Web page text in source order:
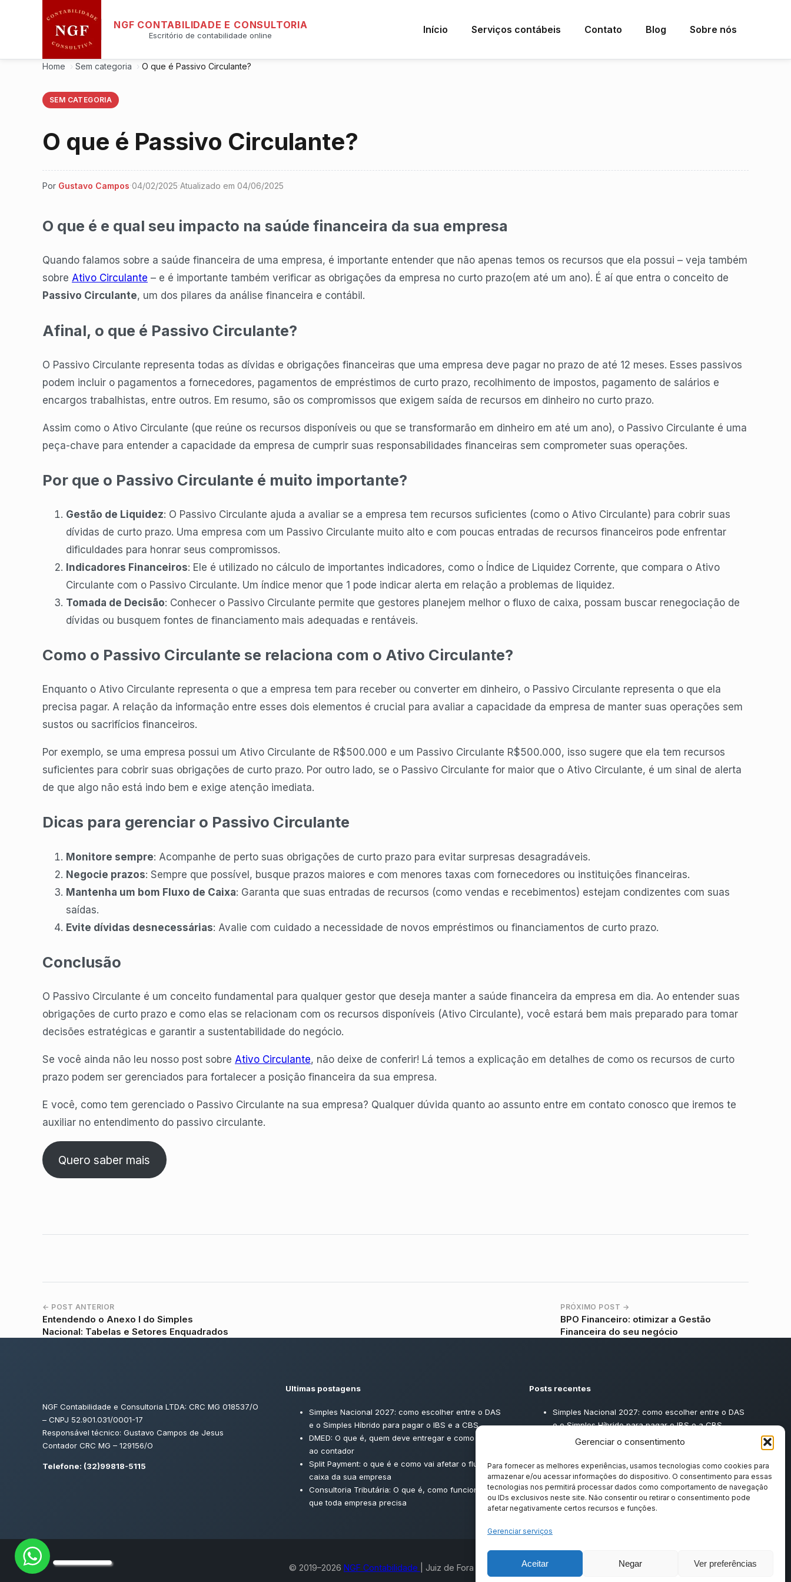
Gerenciar o consentimento
Para fornecer as melhores experiências, usamos tecnologias como cookies para
armazenar e/ou acessar informações do dispositivo. O consentimento para essas
tecnologias nos permitirá processar dados como comportamento de navegação
ou IDs exclusivos neste site. Não consentir ou retirar o consentimento pode
afetar negativamente certos recursos e funções.
Gerenciar serviços
Aceitar Negar Ver preferências
NGF CONTABILIDADE E CONSULTORIA
Escritório de contabilidade online
Início Serviços contábeis Contato Blog Sobre nós
Home › Sem categoria › O que é Passivo Circulante?
SEM CATEGORIA
O que é Passivo Circulante?
Por Gustavo Campos·04/02/2025·Atualizado em 04/06/2025
O que é e qual seu impacto na saúde financeira da sua empresa
Quando falamos sobre a saúde financeira de uma empresa, é importante entender que não apenas temos os recursos que ela possui – veja também
sobre Ativo Circulante – e é importante também verificar as obrigações da empresa no curto prazo(em até um ano). É aí que entra o conceito de
Passivo Circulante, um dos pilares da análise financeira e contábil.
Afinal, o que é Passivo Circulante?
O Passivo Circulante representa todas as dívidas e obrigações financeiras que uma empresa deve pagar no prazo de até 12 meses. Esses passivos
podem incluir o pagamentos a fornecedores, pagamentos de empréstimos de curto prazo, recolhimento de impostos, pagamento de salários e
encargos trabalhistas, entre outros. Em resumo, são os compromissos que exigem saída de recursos em dinheiro no curto prazo.
Assim como o Ativo Circulante (que reúne os recursos disponíveis ou que se transformarão em dinheiro em até um ano), o Passivo Circulante é uma
peça-chave para entender a capacidade da empresa de cumprir suas responsabilidades financeiras sem comprometer suas operações.
Por que o Passivo Circulante é muito importante?
Gestão de Liquidez: O Passivo Circulante ajuda a avaliar se a empresa tem recursos suficientes (como o Ativo Circulante) para cobrir suas
dívidas de curto prazo. Uma empresa com um Passivo Circulante muito alto e com poucas entradas de recursos financeiros pode enfrentar
dificuldades para honrar seus compromissos.
Indicadores Financeiros: Ele é utilizado no cálculo de importantes indicadores, como o Índice de Liquidez Corrente, que compara o Ativo
Circulante com o Passivo Circulante. Um índice menor que 1 pode indicar alerta em relação a problemas de liquidez.
Tomada de Decisão: Conhecer o Passivo Circulante permite que gestores planejem melhor o fluxo de caixa, possam buscar renegociação de
dívidas ou busquem fontes de financiamento mais adequadas e rentáveis.
Como o Passivo Circulante se relaciona com o Ativo Circulante?
Enquanto o Ativo Circulante representa o que a empresa tem para receber ou converter em dinheiro, o Passivo Circulante representa o que ela
precisa pagar. A relação da informação entre esses dois elementos é crucial para avaliar a capacidade da empresa de manter suas operações sem
sustos ou sacrifícios financeiros.
Por exemplo, se uma empresa possui um Ativo Circulante de R$500.000 e um Passivo Circulante R$500.000, isso sugere que ela tem recursos
suficientes para cobrir suas obrigações de curto prazo. Por outro lado, se o Passivo Circulante for maior que o Ativo Circulante, é um sinal de alerta
de que algo não está indo bem e exige atenção imediata.
Dicas para gerenciar o Passivo Circulante
Monitore sempre: Acompanhe de perto suas obrigações de curto prazo para evitar surpresas desagradáveis.
Negocie prazos: Sempre que possível, busque prazos maiores e com menores taxas com fornecedores ou instituições financeiras.
Mantenha um bom Fluxo de Caixa: Garanta que suas entradas de recursos (como vendas e recebimentos) estejam condizentes com suas
saídas.
Evite dívidas desnecessárias: Avalie com cuidado a necessidade de novos empréstimos ou financiamentos de curto prazo.
Conclusão
O Passivo Circulante é um conceito fundamental para qualquer gestor que deseja manter a saúde financeira da empresa em dia. Ao entender suas
obrigações de curto prazo e como elas se relacionam com os recursos disponíveis (Ativo Circulante), você estará bem mais preparado para tomar
decisões estratégicas e garantir a sustentabilidade do negócio.
Se você ainda não leu nosso post sobre Ativo Circulante, não deixe de conferir! Lá temos a explicação em detalhes de como os recursos de curto
prazo podem ser gerenciados para fortalecer a posição financeira da sua empresa.
E você, como tem gerenciado o Passivo Circulante na sua empresa? Qualquer dúvida quanto ao assunto entre em contato conosco que iremos te
auxiliar no entendimento do passivo circulante.
Quero saber mais
Navegação entre posts
← POST ANTERIOR
Entendendo o Anexo I do Simples
Nacional: Tabelas e Setores Enquadrados
PRÓXIMO POST →
BPO Financeiro: otimizar a Gestão
Financeira do seu negócio
NGF Contabilidade e Consultoria LTDA: CRC MG 018537/O
– CNPJ 52.901.031/0001-17
Responsável técnico: Gustavo Campos de Jesus
Contador CRC MG – 129156/O
Telefone: (32)99818-5115
Ultimas postagens
Simples Nacional 2027: como escolher entre o DAS
e o Simples Híbrido para pagar o IBS e a CBS
DMED: O que é, quem deve entregar e como enviar
ao contador
Split Payment: o que é e como vai afetar o fluxo de
caixa da sua empresa
Consultoria Tributária: O que é, como funciona e por
que toda empresa precisa
Posts recentes
Simples Nacional 2027: como escolher entre o DAS
e o Simples Híbrido para pagar o IBS e a CBS
© 2019–2026 NGF Contabilidade | Juiz de Fora ‑ MG